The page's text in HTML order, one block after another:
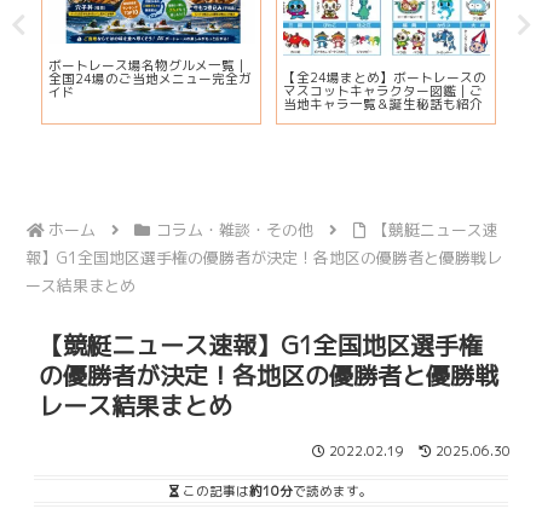
ボートレース場名物グルメ一覧｜
全国24場のご当地メニュー完全ガ
イド
【全24場まとめ】ボートレースの
マスコットキャラクター図鑑｜ご
当地キャラ一覧＆誕生秘話も紹介
ホーム コラム・雑談・その他
【競艇ニュース速
報】G1全国地区選手権の優勝者が決定！各地区の優勝者と優勝戦レ
ース結果まとめ
【競艇ニュース速報】G1全国地区選手権
の優勝者が決定！各地区の優勝者と優勝戦
レース結果まとめ
2022.02.19 2025.06.30
この記事は約10分で読めます。